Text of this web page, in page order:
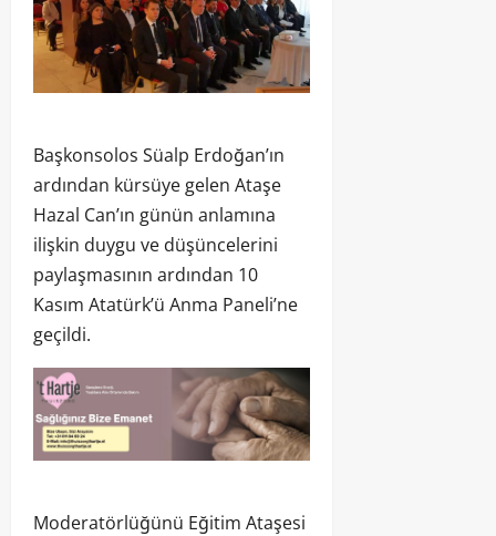
Başkonsolos Süalp Erdoğan’ın
ardından kürsüye gelen Ataşe
Hazal Can’ın günün anlamına
ilişkin duygu ve düşüncelerini
paylaşmasının ardından 10
Kasım Atatürk’ü Anma Paneli’ne
geçildi.
Moderatörlüğünü Eğitim Ataşesi